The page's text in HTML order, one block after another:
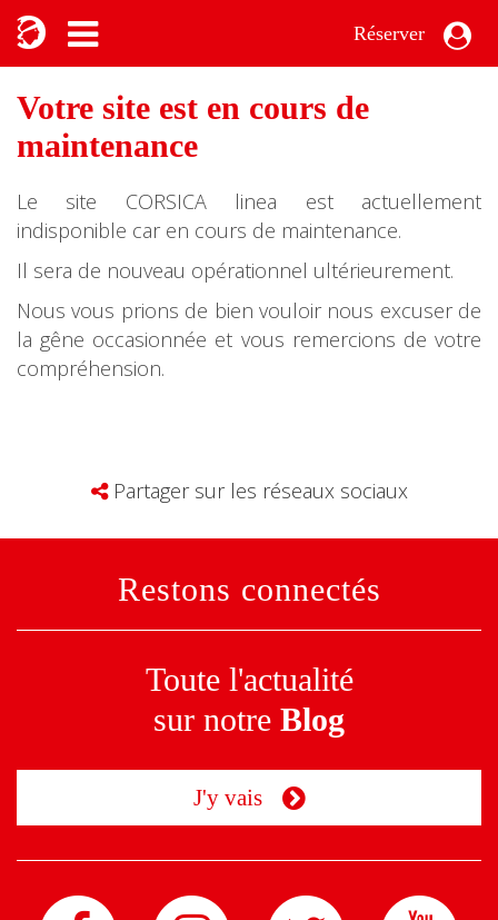
Réserver
Votre site est en cours de
maintenance
Le site CORSICA linea est actuellement
indisponible car en cours de maintenance.
Il sera de nouveau opérationnel ultérieurement.
Nous vous prions de bien vouloir nous excuser de
la gêne occasionnée et vous remercions de votre
compréhension.
Partager sur les réseaux sociaux
Restons connectés
Toute l'actualité
sur notre Blog
J'y vais